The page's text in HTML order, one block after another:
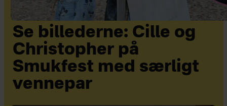
Se billederne: Cille og
Christopher på
Smukfest med særligt
vennepar